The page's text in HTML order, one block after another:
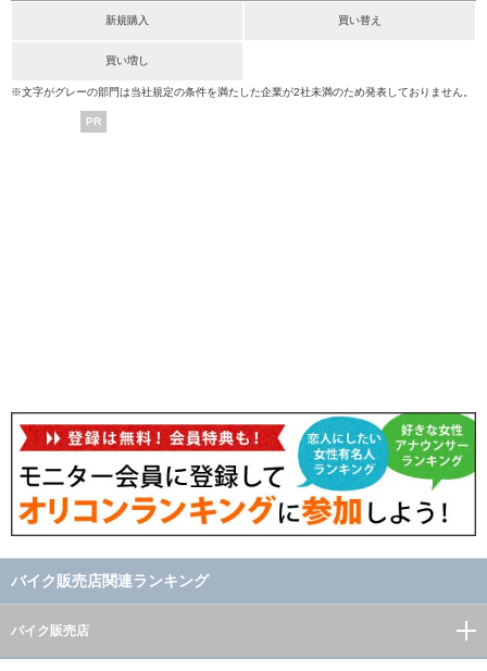
新規購入 買い替え
買い増し
※文字がグレーの部門は当社規定の条件を満たした企業が2社未満のため発表しておりません。
PR
バイク販売店関連ランキング
バイク販売店